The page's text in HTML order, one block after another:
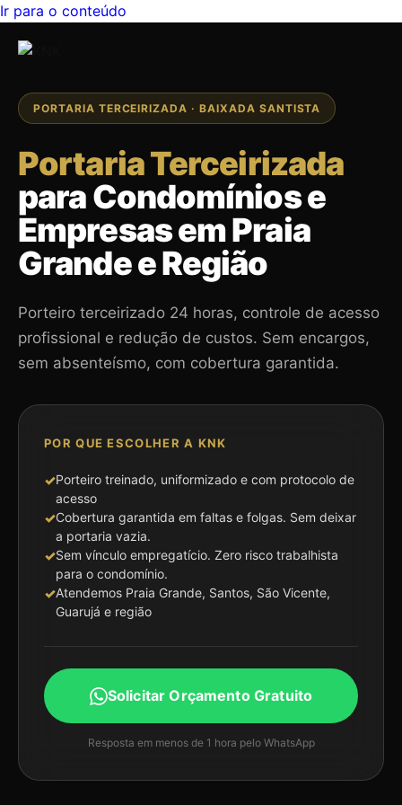
Ir para o conteúdo
PORTARIA TERCEIRIZADA · BAIXADA SANTISTA
Portaria Terceirizada
para Condomínios e
Empresas em Praia
Grande e Região
Porteiro terceirizado 24 horas, controle de acesso
profissional e redução de custos. Sem encargos,
sem absenteísmo, com cobertura garantida.
POR QUE ESCOLHER A KNK
Porteiro treinado, uniformizado e com protocolo de
acesso
Cobertura garantida em faltas e folgas. Sem deixar
a portaria vazia.
Sem vínculo empregatício. Zero risco trabalhista
para o condomínio.
Atendemos Praia Grande, Santos, São Vicente,
Guarujá e região
Solicitar Orçamento Gratuito
Resposta em menos de 1 hora pelo WhatsApp